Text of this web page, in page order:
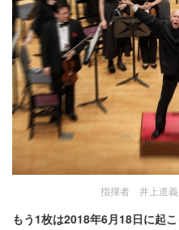
指揮者 井上
もう1枚は2018年6月18日に起